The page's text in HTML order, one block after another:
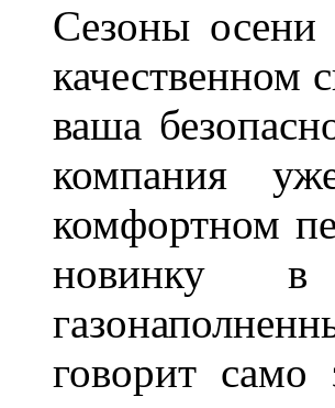
Сезоны
качественном
ваша
компания
комфортном
новинку в
говорит само